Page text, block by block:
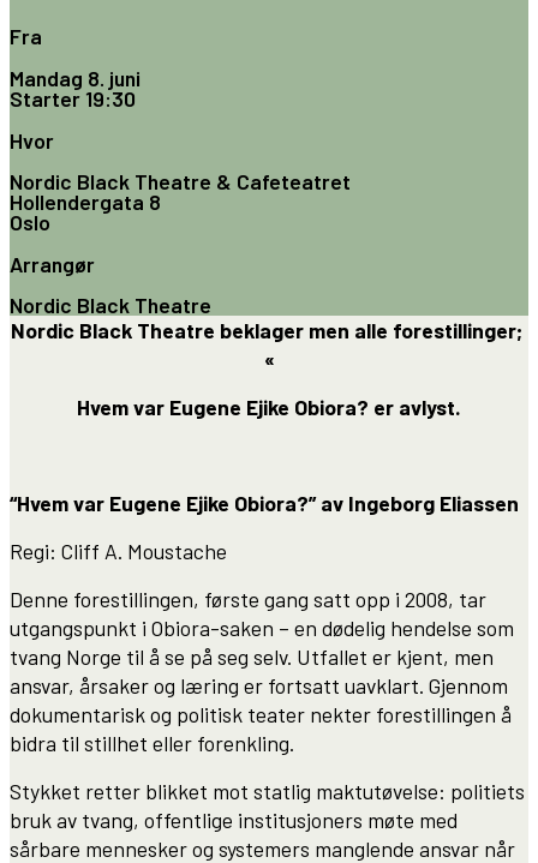
Fra
Mandag 8. juni
Starter19:30
Hvor
Nordic Black Theatre & Cafeteatret
Hollendergata 8
Oslo
Arrangør
Nordic Black Theatre
Nordic Black Theatre beklager men alle forestillinger;
«
Hvem var Eugene Ejike Obiora? er avlyst.
“Hvem var Eugene Ejike Obiora?” av Ingeborg Eliassen
Regi: Cliff A. Moustache
Denne forestillingen, første gang satt opp i 2008, tar
utgangspunkt i Obiora-saken – en dødelig hendelse som
tvang Norge til å se på seg selv. Utfallet er kjent, men
ansvar, årsaker og læring er fortsatt uavklart. Gjennom
dokumentarisk og politisk teater nekter forestillingen å
bidra til stillhet eller forenkling.
Stykket retter blikket mot statlig maktutøvelse: politiets
bruk av tvang, offentlige institusjoners møte med
sårbare mennesker og systemers manglende ansvar når